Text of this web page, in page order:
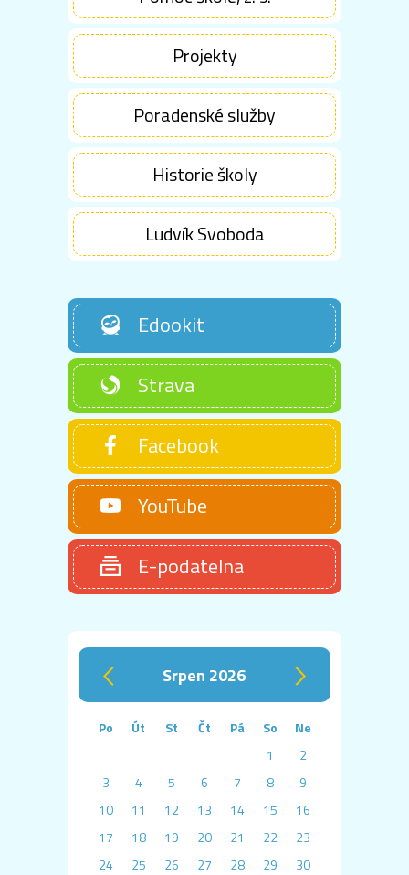
Projekty
Poradenské služby
Historie školy
Ludvík Svoboda
Edookit
Strava
Facebook
YouTube
E-podatelna
‹ srpen 2026 ›
Po Út St Čt Pá So
Ne
1
2
3
4 5 6 7 8
9
10
11 12 13 14 15
16
17
18 19 20 21 22
23
24
25 26 27 28 29
30